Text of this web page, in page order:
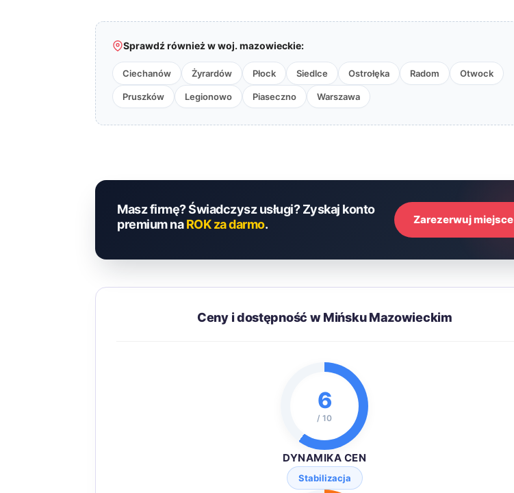
Sprawdź również w woj. mazowieckie:
Ciechanów Żyrardów Płock Siedlce Ostrołęka Radom Otwock
Pruszków Legionowo Piaseczno Warszawa
Masz firmę? Świadczysz usługi? Zyskaj konto
premium naROK za darmo. Zarezerwuj miejsce
Ceny i dostępność w Mińsku Mazowieckim
6
/ 10
DYNAMIKA CEN
Stabilizacja